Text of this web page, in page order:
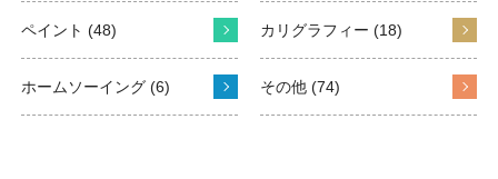
ペイント (48) カリグラフィー (18)
ホームソーイング (6) その他 (74)